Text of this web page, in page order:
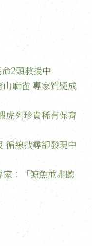
2頭救援中
麻雀 專家質疑成
虎列珍貴稀有保育
循線找尋卻發現中
：「鯨魚並非聽